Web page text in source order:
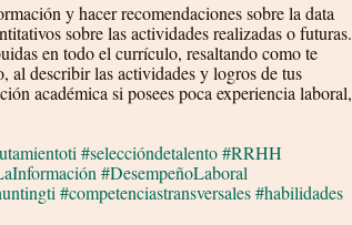
y hacer recomendaciones sobre la data
sobre las actividades realizadas o futuras.
en todo el currículo, resaltando como te
al describir las actividades y logros de tus
académica si posees poca experiencia laboral,
#seleccióndetalento#RRHH
#DesempeñoLaboral
#competenciastransversales#habilidades